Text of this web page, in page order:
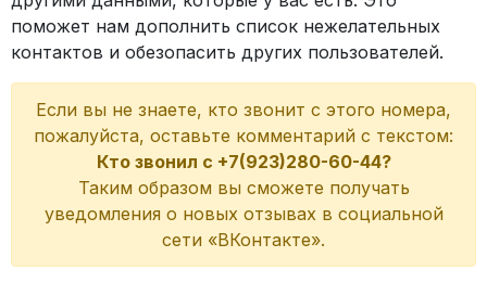
поможет нам дополнить список нежелательных
контактов и обезопасить других пользователей.
Если вы не знаете, кто звонит с этого номера,
пожалуйста, оставьте комментарий с текстом:
Кто звонил с +7(923)280-60-44?
Таким образом вы сможете получать
уведомления о новых отзывах в социальной
сети «ВКонтакте».